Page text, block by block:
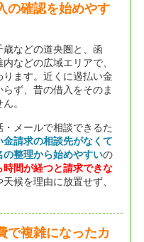
の確認を始めやす
などの道央圏と、函
などの広域エリアで、
ます。近くに過払い金
ず、昔の借入をそのま
。
メールで相談できるた
請求の相談先がなくて
の整理から始めやすいの
間が経つと請求できな
候を理由に放置せず、
で複雑になったカ